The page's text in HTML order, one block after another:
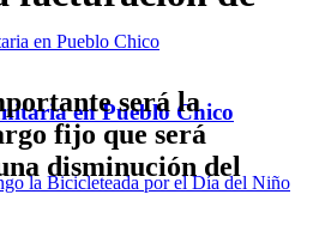
en Pueblo Chico
será la
fijo que será
disminución del